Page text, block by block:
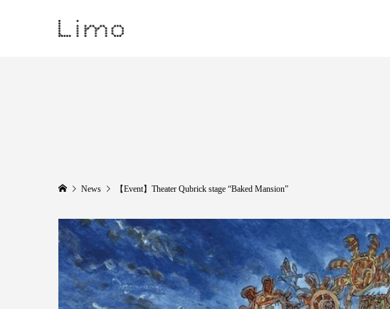
News 【Event】Theater Qubrick stage “Baked Mansion”